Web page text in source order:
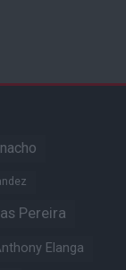
Pereira
Elanga